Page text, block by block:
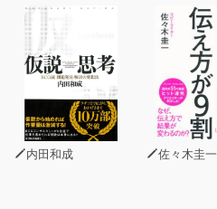
内田和成 佐々木圭一